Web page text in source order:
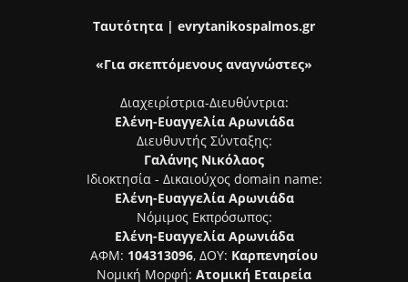
Ταυτότητα | evrytanikospalmos.gr
«Για σκεπτόμενους αναγνώστες»
Διαχειρίστρια-Διευθύντρια:
Ελένη-Ευαγγελία Αρωνιάδα
Διευθυντής Σύνταξης:
Γαλάνης Νικόλαος
Ιδιοκτησία - Δικαιούχος domain name:
Ελένη-Ευαγγελία Αρωνιάδα
Νόμιμος Εκπρόσωπος:
Ελένη-Ευαγγελία Αρωνιάδα
ΑΦΜ: 104313096, ΔΟΥ: Καρπενησίου
Νομική Μορφή: Ατομική Εταιρεία